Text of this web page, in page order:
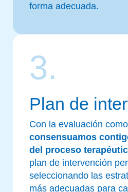
forma adecuada.
3.
Plan de
Con la evaluación
consensuamos
del proceso
plan de intervención
seleccionando las
más adecuadas para